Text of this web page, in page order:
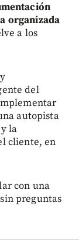
organizada
a los
del
autopista
la
cliente, en
con una
preguntas